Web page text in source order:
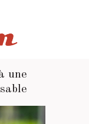
une